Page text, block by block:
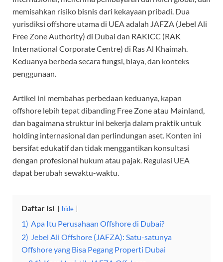
memisahkan risiko bisnis dari kekayaan pribadi. Dua
yurisdiksi offshore utama di UEA adalah JAFZA (Jebel Ali
Free Zone Authority) di Dubai dan RAKICC (RAK
International Corporate Centre) di Ras Al Khaimah.
Keduanya berbeda secara fungsi, biaya, dan konteks
penggunaan.
Artikel ini membahas perbedaan keduanya, kapan
offshore lebih tepat dibanding Free Zone atau Mainland,
dan bagaimana struktur ini bekerja dalam praktik untuk
holding internasional dan perlindungan aset. Konten ini
bersifat edukatif dan tidak menggantikan konsultasi
dengan profesional hukum atau pajak. Regulasi UEA
dapat berubah sewaktu-waktu.
Daftar Isi hide
1) Apa Itu Perusahaan Offshore di Dubai?
2) Jebel Ali Offshore (JAFZA): Satu-satunya
Offshore yang Bisa Pegang Properti Dubai